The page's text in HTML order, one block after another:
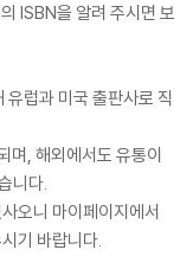
ISBN을 알려 주시면 보
럽과 미국 출판사로 직
며, 해외에서도 유통이
니다.
오니 마이페이지에서
기 바랍니다.